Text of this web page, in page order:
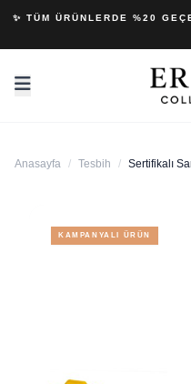
✨ TÜM ÜRÜNLERDE %20
Anasayfa / Tesbih / Sertifikalı
KAMPANYALI ÜRÜN